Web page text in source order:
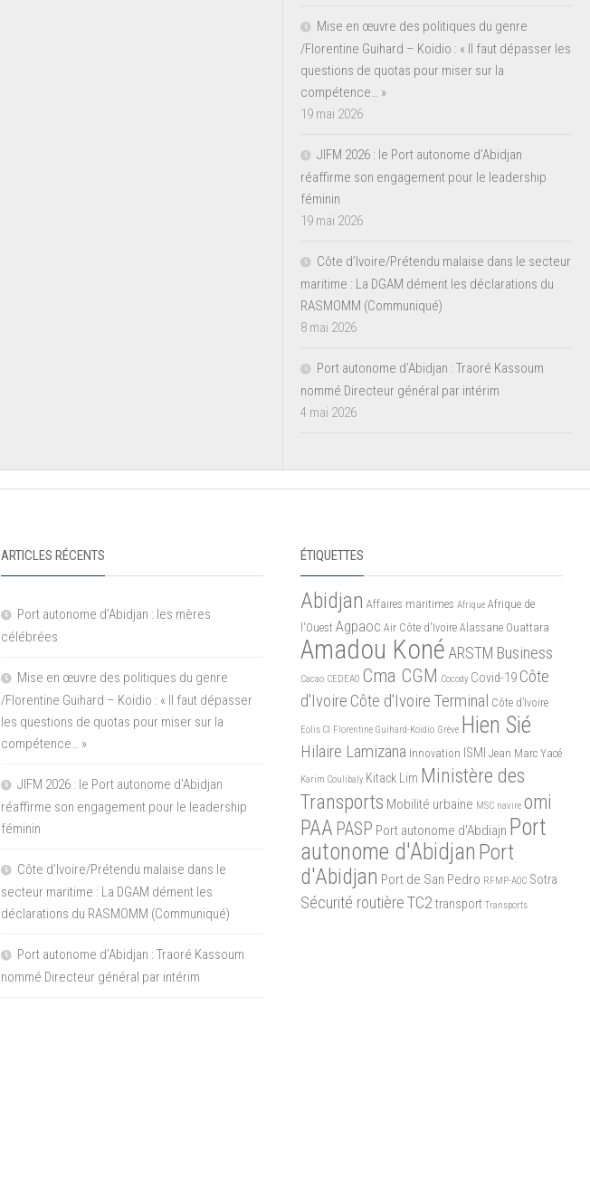
Mise en œuvre des politiques du genre
/Florentine Guihard – Koidio : « Il faut dépasser les
questions de quotas pour miser sur la
compétence… »
19 mai 2026
JIFM 2026 : le Port autonome d’Abidjan
réaffirme son engagement pour le leadership
féminin
19 mai 2026
Côte d’Ivoire/Prétendu malaise dans le secteur
maritime : La DGAM dément les déclarations du
RASMOMM (Communiqué)
8 mai 2026
Port autonome d’Abidjan : Traoré Kassoum
nommé Directeur général par intérim
4 mai 2026
ARTICLES RÉCENTS
Port autonome d’Abidjan : les mères
célébrées
Mise en œuvre des politiques du genre
/Florentine Guihard – Koidio : « Il faut dépasser
les questions de quotas pour miser sur la
compétence… »
JIFM 2026 : le Port autonome d’Abidjan
réaffirme son engagement pour le leadership
féminin
Côte d’Ivoire/Prétendu malaise dans le
secteur maritime : La DGAM dément les
déclarations du RASMOMM (Communiqué)
Port autonome d’Abidjan : Traoré Kassoum
nommé Directeur général par intérim
ÉTIQUETTES
Abidjan Affaires maritimes Afrique Afrique de
l'Ouest Agpaoc Air Côte d'Ivoire Alassane Ouattara
Amadou Koné ARSTM Business
Cacao CEDEAO Cma CGM Cocody Covid-19 Côte
d'Ivoire Côte d'Ivoire Terminal Côte d’Ivoire
Eolis CI Florentine Guihard-Koidio Grève Hien Sié
Hilaire Lamizana Innovation ISMI Jean Marc Yacé
Karim Coulibaly Kitack Lim Ministère des
Transports Mobilité urbaine MSC navire omi
PAA PASP Port autonome d'Abdiajn Port
autonome d'Abidjan Port
d'Abidjan Port de San Pedro RFMP-AOC Sotra
Sécurité routièreTC2 transport Transports